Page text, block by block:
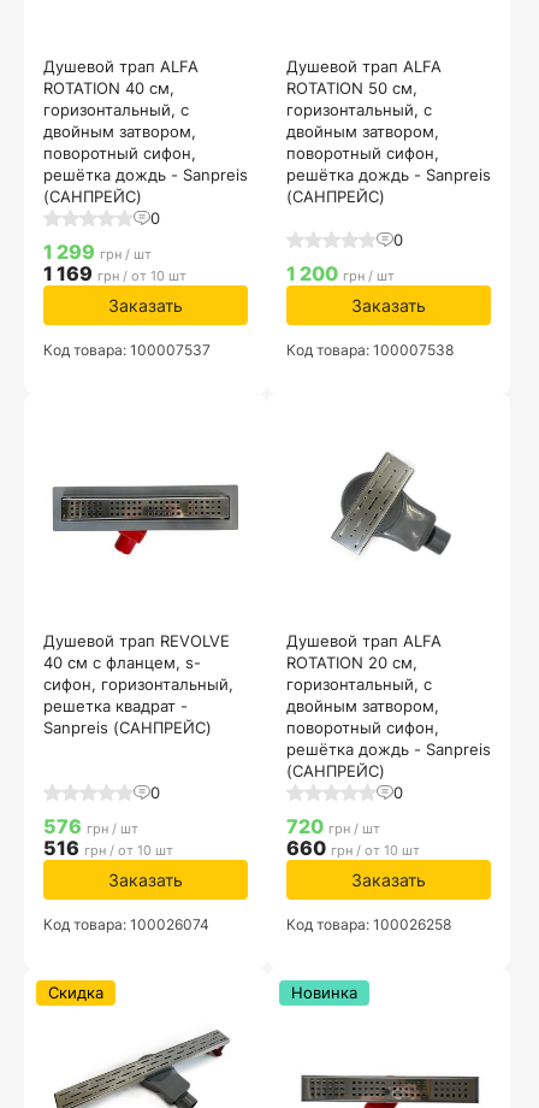
Душевой трап ALFA
ROTATION 40 см,
горизонтальный, с
двойным затвором,
поворотный сифон,
решётка дождь - Sanpreis
(САНПРЕЙС)
0
1 299 грн / шт
1 169 грн / от 10 шт
Заказать
Код товара: 100007537
Душевой трап ALFA
ROTATION 50 см,
горизонтальный, с
двойным затвором,
поворотный сифон,
решётка дождь - Sanpreis
(САНПРЕЙС)
0
1 200 грн / шт
Заказать
Код товара: 100007538
Душевой трап REVOLVE
40 см с фланцем, s-
сифон, горизонтальный,
решетка квадрат -
Sanpreis (САНПРЕЙС)
0
576 грн / шт
516 грн / от 10 шт
Заказать
Код товара: 100026074
Душевой трап ALFA
ROTATION 20 см,
горизонтальный, с
двойным затвором,
поворотный сифон,
решётка дождь - Sanpreis
(САНПРЕЙС)
0
720 грн / шт
660 грн / от 10 шт
Заказать
Код товара: 100026258
Скидка Новинка